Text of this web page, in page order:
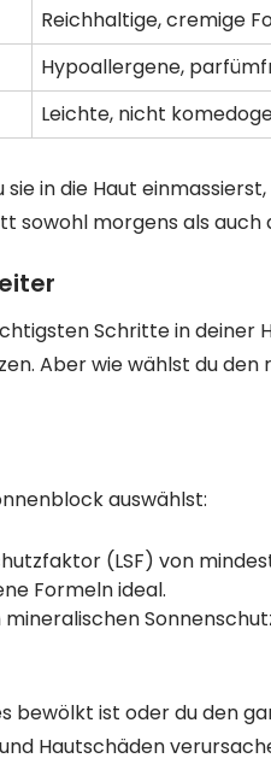
Reichhaltige, cremige
Hypoallergene,
Leichte, nicht
in die Haut
sowohl morgens als
Schritte in deiner
Aber wie wählst du den
auswählst:
(LSF) von
Formeln ideal.
bewölkt ist oder du den
Hautschäden